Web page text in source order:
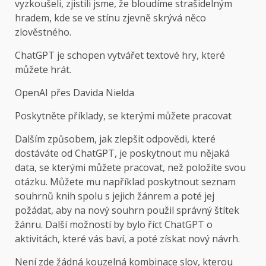
vyzkoušeli, zjistili jsme, že bloudíme strašidelným
hradem, kde se ve stínu zjevně skrývá něco
zlověstného.
ChatGPT je schopen vytvářet textové hry, které
můžete hrát.
OpenAI přes Davida Nielda
Poskytněte příklady, se kterými můžete pracovat
Dalším způsobem, jak zlepšit odpovědi, které
dostáváte od ChatGPT, je poskytnout mu nějaká
data, se kterými můžete pracovat, než položíte svou
otázku. Můžete mu například poskytnout seznam
souhrnů knih spolu s jejich žánrem a poté jej
požádat, aby na nový souhrn použil správný štítek
žánru. Další možností by bylo říct ChatGPT o
aktivitách, které vás baví, a poté získat nový návrh.
Není zde žádná kouzelná kombinace slov, kterou